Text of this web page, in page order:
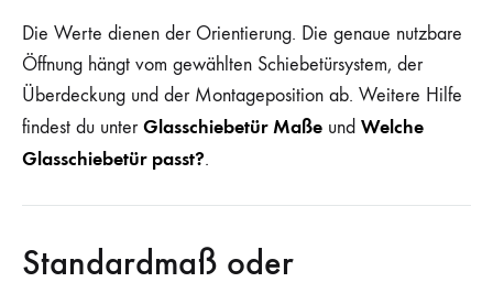
Die Werte dienen der Orientierung. Die genaue nutzbare
Öffnung hängt vom gewählten Schiebetürsystem, der
Überdeckung und der Montageposition ab. Weitere Hilfe
findest du unterGlasschiebetür Maße und Welche
Glasschiebetür passt?.
Standardmaß oder